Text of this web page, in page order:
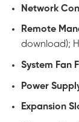
Network
Remote
download);
System Fan
Power
Expansion